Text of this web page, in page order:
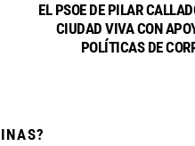
EL PSOE DE PILAR
CIUDAD VIVA CON
POLÍTICAS DE